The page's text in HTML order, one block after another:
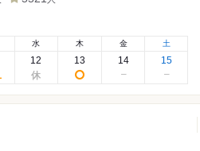
水
12
木
13
金
14
土
15